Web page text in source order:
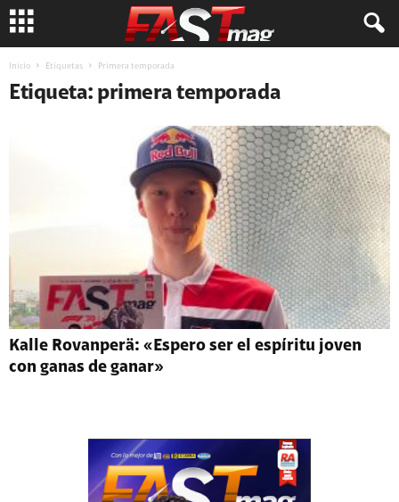
Inicio Etiquetas Primera temporada
Etiqueta: primera temporada
Kalle Rovanperä: «Espero ser el espíritu joven
con ganas de ganar»